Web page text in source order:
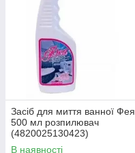
Засіб для миття ванної Фея
500 мл розпилювач
(4820025130423)
В наявності